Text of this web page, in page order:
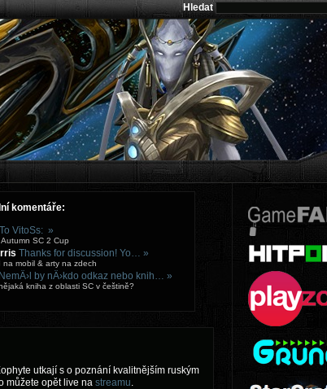
Hledat
komentáře:
To VitoSs: »
SC 2 Cup
Thanks for discussion! Yo… »
na mobil & arty na zdech
NemÄ›l by nÄ›kdo odkaz nebo knih… »
kniha z oblasti SC v češtině?
utkají s o poznání kvalitnějším ruským
můžete opět live na streamu.